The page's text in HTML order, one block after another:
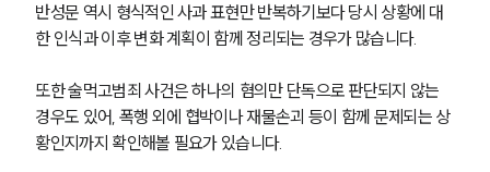
반성문 역시 형식적인 사과 표현만 반복하기보다 당시 상황에 대
한 인식과 이후 변화 계획이 함께 정리되는 경우가 많습니다.
또한 술먹고범죄 사건은 하나의 혐의만 단독으로 판단되지 않는
경우도 있어, 폭행 외에 협박이나 재물손괴 등이 함께 문제되는 상
황인지까지 확인해볼 필요가 있습니다.